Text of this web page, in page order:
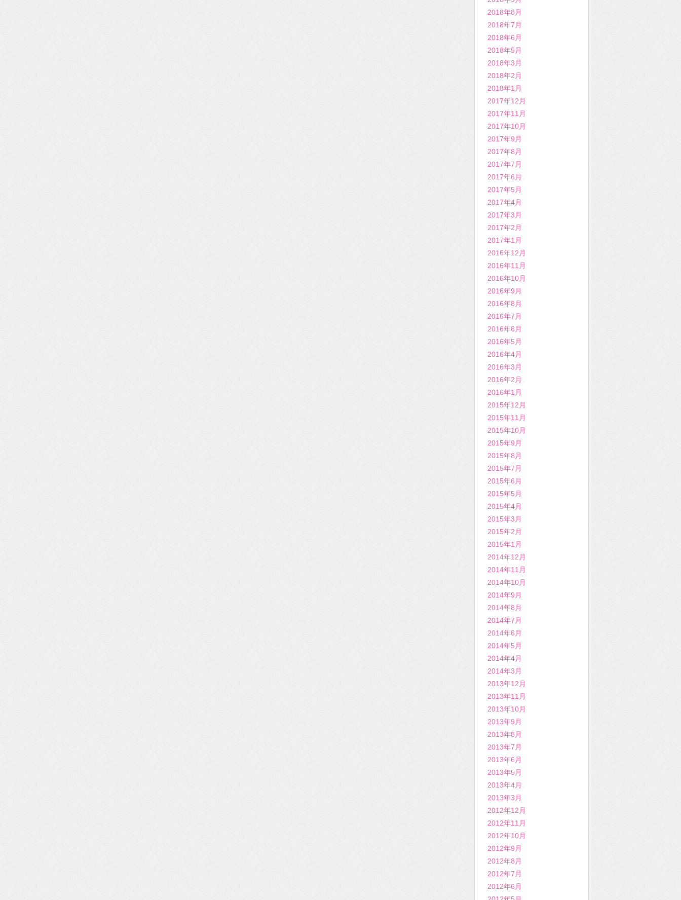
2018年8月
2018年7月
2018年6月
2018年5月
2018年3月
2018年2月
2018年1月
2017年12月
2017年11月
2017年10月
2017年9月
2017年8月
2017年7月
2017年6月
2017年5月
2017年4月
2017年3月
2017年2月
2017年1月
2016年12月
2016年11月
2016年10月
2016年9月
2016年8月
2016年7月
2016年6月
2016年5月
2016年4月
2016年3月
2016年2月
2016年1月
2015年12月
2015年11月
2015年10月
2015年9月
2015年8月
2015年7月
2015年6月
2015年5月
2015年4月
2015年3月
2015年2月
2015年1月
2014年12月
2014年11月
2014年10月
2014年9月
2014年8月
2014年7月
2014年6月
2014年5月
2014年4月
2014年3月
2013年12月
2013年11月
2013年10月
2013年9月
2013年8月
2013年7月
2013年6月
2013年5月
2013年4月
2013年3月
2012年12月
2012年11月
2012年10月
2012年9月
2012年8月
2012年7月
2012年6月